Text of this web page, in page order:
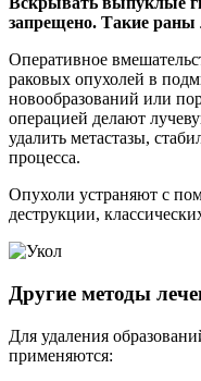
запрещено. Такие раны
Оперативное
раковых опухолей в
новообразований или
операцией делают
удалить метастазы,
процесса.
Опухоли устраняют с
деструкции,
Другие методы
Для удаления
применяются: